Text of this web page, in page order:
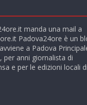
manda una mail a
Padova24ore è un
a Padova
anni giornalista di
e per le edizioni locali di